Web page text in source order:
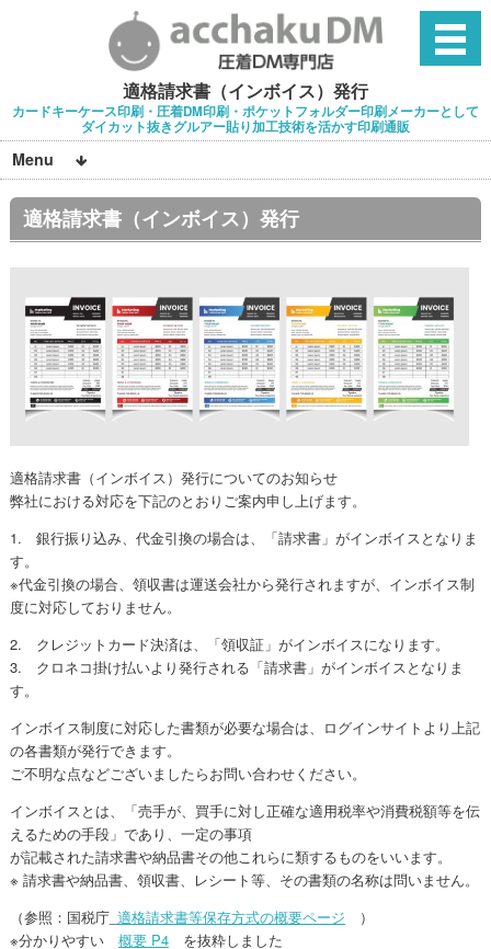
適格請求書（インボイス）発行
カードキーケース印刷・圧着DM印刷・ポケットフォルダー印刷メーカーとして
ダイカット抜きグルアー貼り加工技術を活かす印刷通販
Menu
適格請求書（インボイス）発行
適格請求書（インボイス）発行についてのお知らせ
弊社における対応を下記のとおりご案内申し上げます。
1. 銀行振り込み、代金引換の場合は、「請求書」がインボイスとなりま
す。
※代金引換の場合、領収書は運送会社から発行されますが、インボイス制
度に対応しておりません。
2. クレジットカード決済は、「領収証」がインボイスになります。
3. クロネコ掛け払いより発行される「請求書」がインボイスとなりま
す。
インボイス制度に対応した書類が必要な場合は、ログインサイトより上記
の各書類が発行できます。
ご不明な点などございましたらお問い合わせください。
インボイスとは、「売手が、買手に対し正確な適用税率や消費税額等を伝
えるための手段」であり、一定の事項
が記載された請求書や納品書その他これらに類するものをいいます。
※ 請求書や納品書、領収書、レシート等、その書類の名称は問いません。
（参照：国税庁_ 適格請求書等保存方式の概要ページ ）
※分かりやすい 概要 P4を抜粋しました